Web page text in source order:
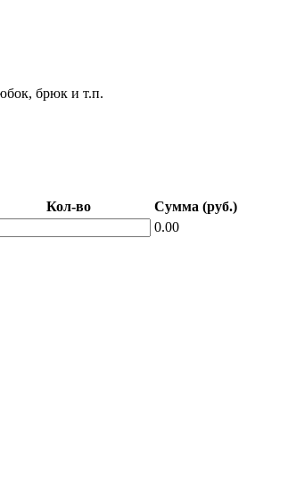
брюк и т.п.
Кол-во
Сумма (руб.)
0.00